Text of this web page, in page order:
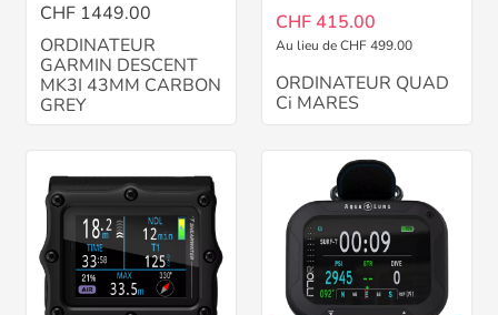
CHF 1449.00
ORDINATEUR
GARMIN DESCENT
MK3I 43MM CARBON
GREY
CHF 415.00
Au lieu de CHF 499.00
ORDINATEUR QUAD
Ci MARES